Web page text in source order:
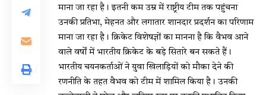
माना जा रहा है। इतनी कम उम्र में राष्ट्रीय टीम तक पहुंचना
उनकी प्रतिभा, मेहनत और लगातार शानदार प्रदर्शन का परिणाम
माना जा रहा है। क्रिकेट विशेषज्ञों का मानना है कि वैभव आने
वाले वर्षों में भारतीय क्रिकेट के बड़े सितारे बन सकते हैं।
भारतीय चयनकर्ताओं ने युवा खिलाड़ियों को मौका देने की
रणनीति के तहत वैभव को टीम में शामिल किया है। उनकी